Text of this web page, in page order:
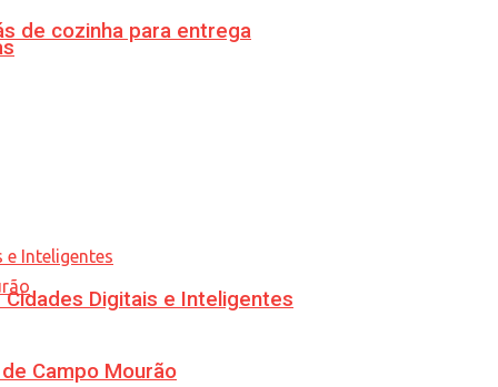
de cozinha para entrega
Campo Mourão
Digitais e Inteligentes